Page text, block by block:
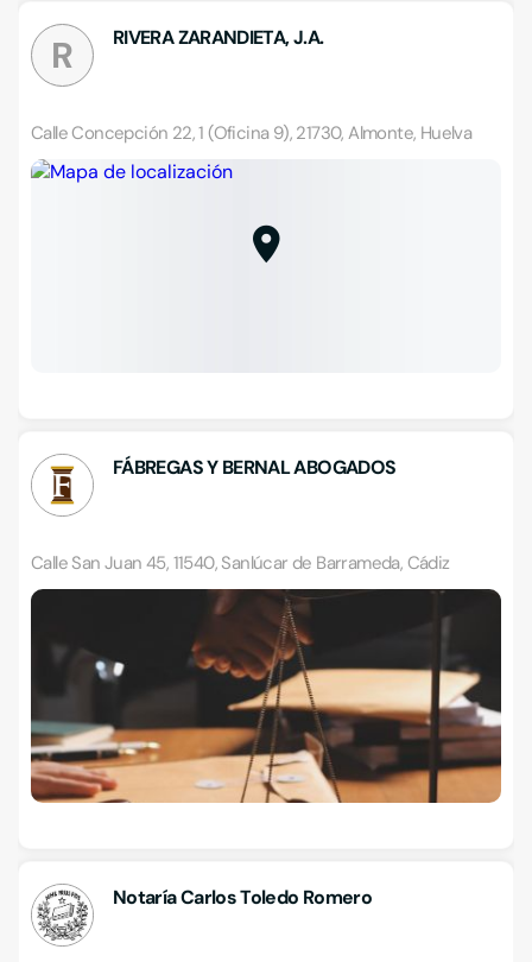
R RIVERA ZARANDIETA, J.A.
Calle Concepción 22, 1 (Oficina 9), 21730, Almonte, Huelva
FÁBREGAS Y BERNAL ABOGADOS
Calle San Juan 45, 11540, Sanlúcar de Barrameda, Cádiz
Notaría Carlos Toledo Romero